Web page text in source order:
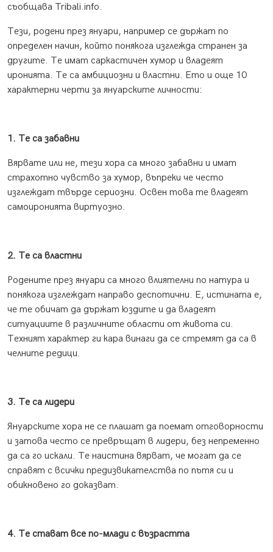
съобщава Tribali.infо.
Тези, родени през януари, например се държат по
определен начин, който понякога изглежда странен за
другите. Те имат саркастичен хумор и владеят
иронията. Те са амбициозни и властни. Ето и още 10
характерни черти за януарските личности:
1. Те са забавни
Вярвате или не, тези хора са много забавни и имат
страхотно чувство за хумор, въпреки че често
изглеждат твърде сериозни. Освен това те владеят
самоиронията виртуозно.
2. Те са властни
Родените през януари са много влиятелни по натура и
понякога изглеждат направо деспотични. Е, истината е,
че те обичат да държат юздите и да владеят
ситуациите в различните области от живота си.
Техният характер ги кара винаги да се стремят да са в
челните редици.
3. Те са лидери
Януарските хора не се плашат да поемат отговорности
и затова често се превръщат в лидери, без непременно
да са го искали. Те наистина вярват, че могат да се
справят с всички предизвикателства по пътя си и
обикновено го доказват.
4. Те стават все по-млади с възрастта